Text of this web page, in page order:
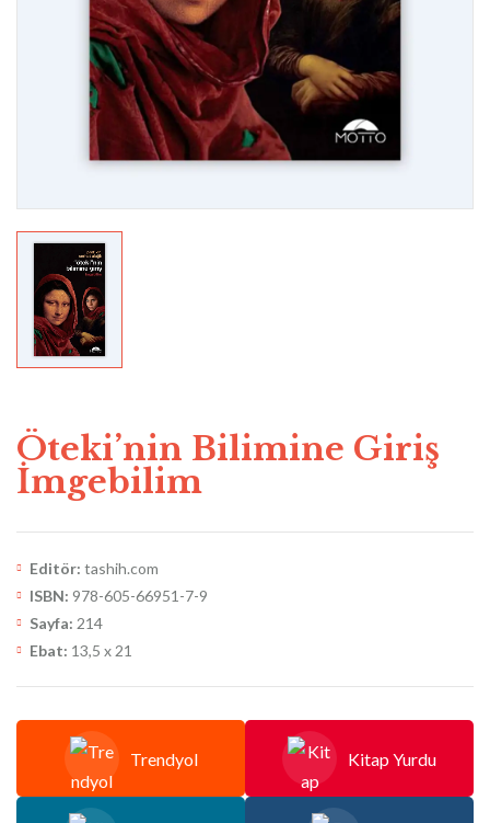
Öteki’nin Bilimine Giriş
İmgebilim
Editör: tashih.com
ISBN: 978-605-66951-7-9
Sayfa: 214
Ebat: 13,5 x 21
Trendyol Kitap Yurdu